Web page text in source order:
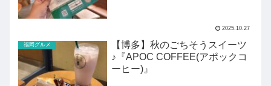
2025.10.27
福岡グルメ
【博多】秋のごちそうスイーツ
♪『APOC COFFEE(アポックコ
ーヒー)』